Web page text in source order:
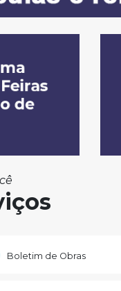
Boletim de Obras